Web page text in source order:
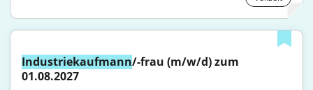
Industriekaufmann/-frau (m/w/d) zum
01.08.2027